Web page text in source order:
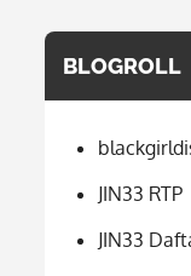
BLOGROLL
JIN33 RTP
JIN33